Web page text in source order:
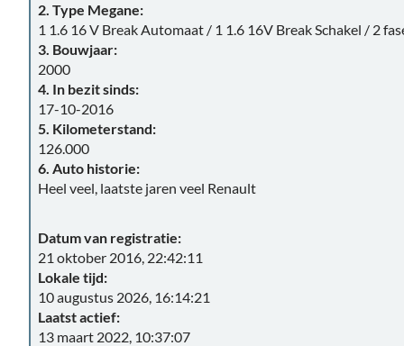
2. Type Megane:
1 1.6 16 V Break Automaat / 1 1.6 16V Break Schakel / 2
3. Bouwjaar:
2000
4. In bezit sinds:
17-10-2016
5. Kilometerstand:
126.000
6. Auto historie:
Heel veel, laatste jaren veel Renault
Datum van registratie:
21 oktober 2016, 22:42:11
Lokale tijd:
10 augustus 2026, 16:14:21
Laatst actief:
13 maart 2022, 10:37:07